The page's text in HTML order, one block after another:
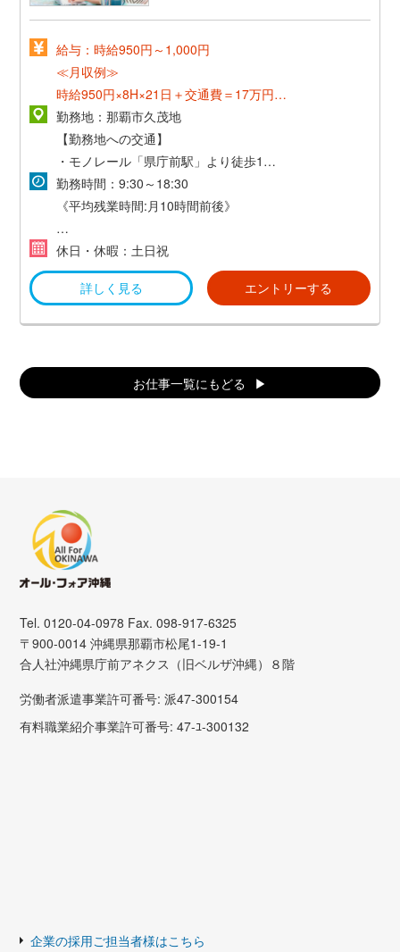
給与：時給950円～1,000円
≪月収例≫
時給950円×8H×21日＋交通費＝17万円～
*研修終了後、時給アップの可能性有！*
勤務地：那覇市久茂地
【勤務地への交通】
・モノレール「県庁前駅」より徒歩1分
・交通費支給(規定あり）
勤務時間：9:30～18:30
《平均残業時間:月10時間前後》
残業時間は、ほぼ無し！( 多くても月10時間前後)
*コロナ対策で時差出勤、テレワークになる可能性がご
休日・休暇：土日祝
詳しく見る エントリーする
お仕事一覧にもどる
Tel. 0120-04-0978 Fax. 098-917-6325
〒900-0014 沖縄県那覇市松尾1-19-1
合人社沖縄県庁前アネクス（旧ベルザ沖縄）８階
労働者派遣事業許可番号: 派47-300154
有料職業紹介事業許可番号: 47-ﾕ-300132
企業の採用ご担当者様はこちら